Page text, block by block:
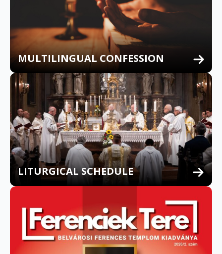
MULTILINGUAL CONFESSION
LITURGICAL SCHEDULE